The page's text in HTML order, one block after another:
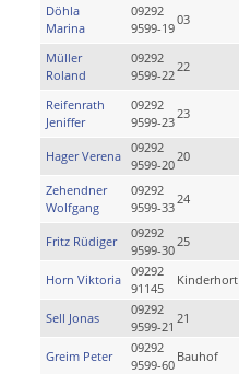
Döhla
Marina
09292
9599-19
03
Müller
Roland
09292
9599-22
22
Reifenrath
Jeniffer
09292
9599-23
23
Hager Verena
09292
9599-20
20
Zehendner
Wolfgang
09292
9599-33
24
Fritz Rüdiger
09292
9599-30
25
Horn Viktoria
09292
91145
Kinderhort
Sell Jonas
09292
9599-21
21
Greim Peter
09292
9599-60
Bauhof